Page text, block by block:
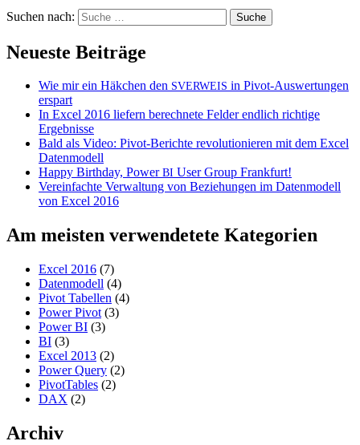
Suchen nach:
Neueste Beiträge
Wie mir ein Häkchen den SVERWEIS in Pivot-Auswertungen
erspart
In Excel 2016 liefern berechnete Felder endlich richtige
Ergebnisse
Bald als Video: Pivot-Berichte revolutionieren mit dem Excel
Datenmodell
Happy Birthday, PowerBI User Group Frankfurt!
Vereinfachte Verwaltung von Beziehungen im Datenmodell
von Excel 2016
Am meisten verwendetete Kategorien
Excel 2016 (7)
Datenmodell (4)
Pivot Tabellen (4)
Power Pivot (3)
Power BI (3)
BI (3)
Excel 2013 (2)
Power Query (2)
PivotTables (2)
DAX (2)
Archiv